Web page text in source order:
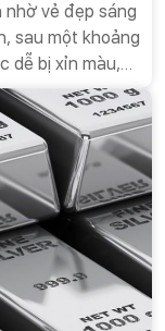
nhờ vẻ đẹp sáng
sau một khoảng
dễ bị xỉn màu,
Vậy có những
bạc trở lại
khám phá ngay
kiệm dưới đây!